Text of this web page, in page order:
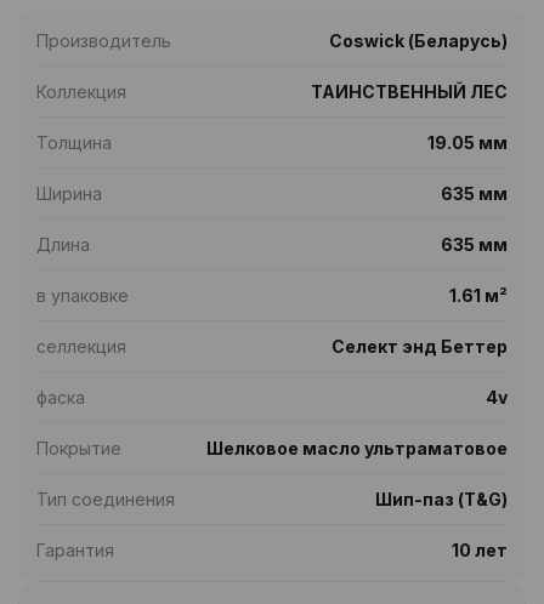
Производитель Coswick (Беларусь)
Коллекция ТАИНСТВЕННЫЙ ЛЕС
Толщина 19.05 мм
Ширина 635 мм
Длина 635 мм
в упаковке 1.61 м²
селлекция Селект энд Беттер
фаска 4v
Покрытие Шелковое масло ультраматовое
Тип соединения Шип-паз (T&G)
Гарантия 10 лет